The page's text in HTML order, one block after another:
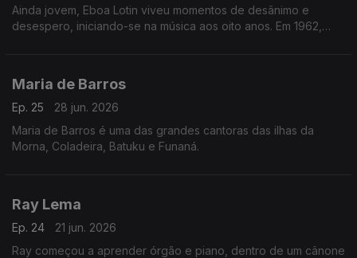
Ainda jovem, Eboa Lotin viveu momentos de desânimo e
desespero, iniciando-se na música aos oito anos. Em 1962,
Maria de Barros
Ep. 25
28 jun. 2026
Maria de Barros é uma das grandes cantoras das ilhas da
Morna, Coladeira, Batuku e Funaná.
Ray Lema
Ep. 24
21 jun. 2026
Ray começou a aprender órgão e piano, dentro de um cânone